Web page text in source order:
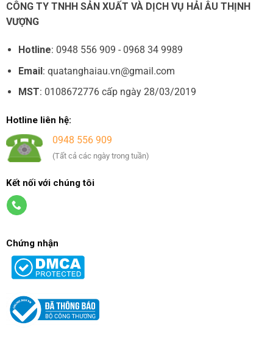
CÔNG TY TNHH SẢN XUẤT VÀ DỊCH VỤ HẢI ÂU THỊNH
VƯỢNG
Hotline: 0948 556 909 - 0968 34 9989
Email: quatanghaiau.vn@gmail.com
MST: 0108672776 cấp ngày 28/03/2019
Hotline liên hệ:
0948 556 909
(Tất cả các ngày trong tuần)
Kết nối với chúng tôi
Chứng nhận